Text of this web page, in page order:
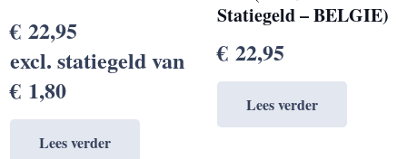
€ 22,95
excl. statiegeld van
€ 1,80
Lees verder
Statiegeld – BELGIE)
€ 22,95
Lees verder